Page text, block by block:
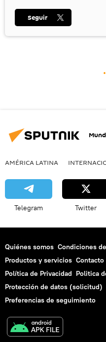
Seguir
AMÉRICA LATINA
Telegram Twitter
Quiénes somos Condiciones
Productos y servicios Contacto
Política de Privacidad Politica
Protección de datos (solicitud)
Preferencias de seguimiento